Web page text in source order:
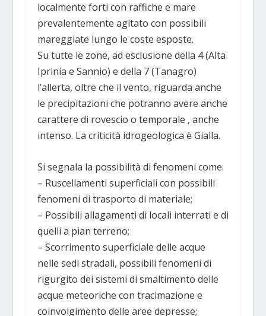
localmente forti con raffiche e mare
prevalentemente agitato con possibili
mareggiate lungo le coste esposte.
Su tutte le zone, ad esclusione della 4 (Alta
Iprinia e Sannio) e della 7 (Tanagro)
l’allerta, oltre che il vento, riguarda anche
le precipitazioni che potranno avere anche
carattere di rovescio o temporale , anche
intenso. La criticità idrogeologica è Gialla.
Si segnala la possibilità di fenomeni come:
– Ruscellamenti superficiali con possibili
fenomeni di trasporto di materiale;
– Possibili allagamenti di locali interrati e di
quelli a pian terreno;
– Scorrimento superficiale delle acque
nelle sedi stradali, possibili fenomeni di
rigurgito dei sistemi di smaltimento delle
acque meteoriche con tracimazione e
coinvolgimento delle aree depresse;